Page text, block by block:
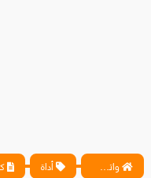
واتس آب ، فيسبوك ، أنترنت ، شروحات تقنية حصرية - المحترف أداة كيف